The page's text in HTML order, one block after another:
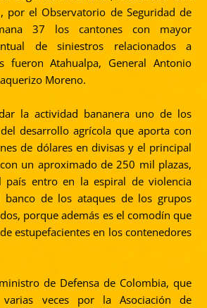
por el Observatorio de Seguridad de
37 los cantones con mayor
de siniestros relacionados a
fueron Atahualpa, General Antonio
Moreno.
la actividad bananera uno de los
desarrollo agrícola que aporta con
de dólares en divisas y el principal
un aproximado de 250 mil plazas,
país entro en la espiral de violencia
banco de los ataques de los grupos
porque además es el comodín que
estupefacientes en los contenedores
de Defensa de Colombia, que
veces por la Asociación de